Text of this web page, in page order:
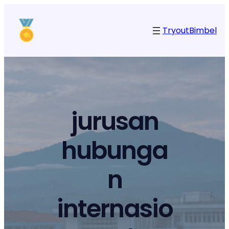
TryoutBimbel
jurusan
hubunga
n
internasio